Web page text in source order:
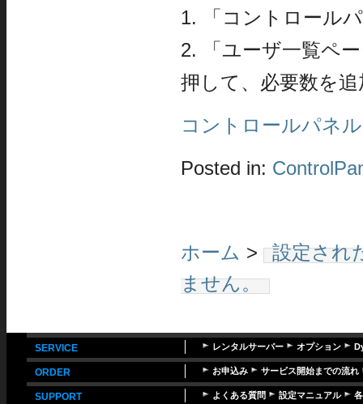
1. 「コントロール
2. 「ユーザ一覧ペ
押して、必要数を
コントロールパネ
Posted in:
ホーム >
設定され
ません。
SERVICE レンタルサーバー オプション
ORDER お申込み サービス開始までの流れ
SUPPORT よくある質問 設定マニュアル